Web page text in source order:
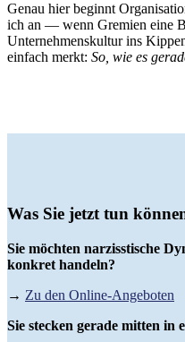
Genau hier beginnt
ich an — wenn Gremien eine
Unternehmenskultur ins
einfach merkt: So, wie es
Was Sie jetzt tun
Sie möchten narzisstische
konkret handeln?
→ Zu den Online-Angeboten
Sie stecken gerade mitten in